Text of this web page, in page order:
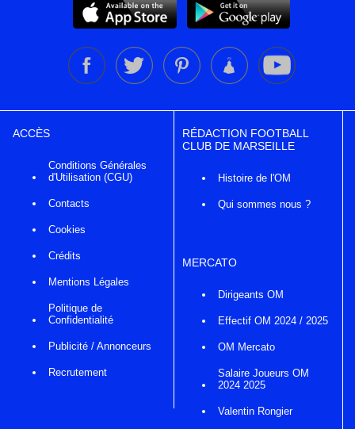
ACCÈS
Conditions Générales
d'Utilisation (CGU)
Contacts
Cookies
Crédits
Mentions Légales
Politique de
Confidentialité
Publicité / Annonceurs
Recrutement
RÉDACTION FOOTBALL
CLUB DE MARSEILLE
Histoire de l'OM
Qui sommes nous ?
MERCATO
Dirigeants OM
Effectif OM 2024 / 2025
OM Mercato
Salaire Joueurs OM
2024 2025
Valentin Rongier